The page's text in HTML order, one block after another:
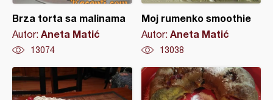
Brza torta sa malinama
Autor: Aneta Matić
13074
Moj rumenko smoothie
Autor: Aneta Matić
13038